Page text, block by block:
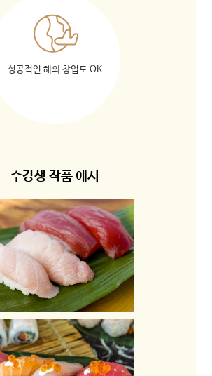
성공적인 해외 창업도 OK
수강생 작품 예시